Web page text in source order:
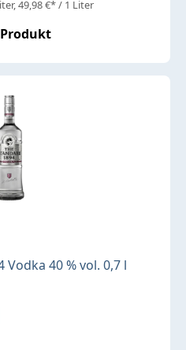
49,98 €* / 1 Liter
Vodka 40 % vol. 0,7 l